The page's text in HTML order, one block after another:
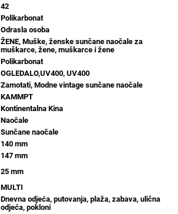
42
Polikarbonat
Odrasla osoba
ŽENE, Muške, ženske sunčane naočale za
muškarce, žene, muškarce i žene
Polikarbonat
OGLEDALO,UV400, UV400
Zamotati, Modne vintage sunčane naočale
KAMMPT
Kontinentalna Kina
Naočale
Sunčane naočale
140 mm
147 mm
25 mm
MULTI
Dnevna odjeća, putovanja, plaža, zabava, ulična
odjeća, pokloni